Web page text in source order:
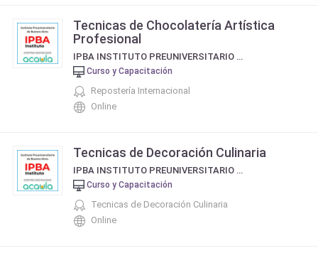
Tecnicas de Chocolatería Artística
Profesional
IPBA INSTITUTO PREUNIVERSITARIO DE BUENOS AIRES
Curso y Capacitación
Repostería Internacional
Online
Tecnicas de Decoración Culinaria
IPBA INSTITUTO PREUNIVERSITARIO DE BUENOS AIRES
Curso y Capacitación
Tecnicas de Decoración Culinaria
Online